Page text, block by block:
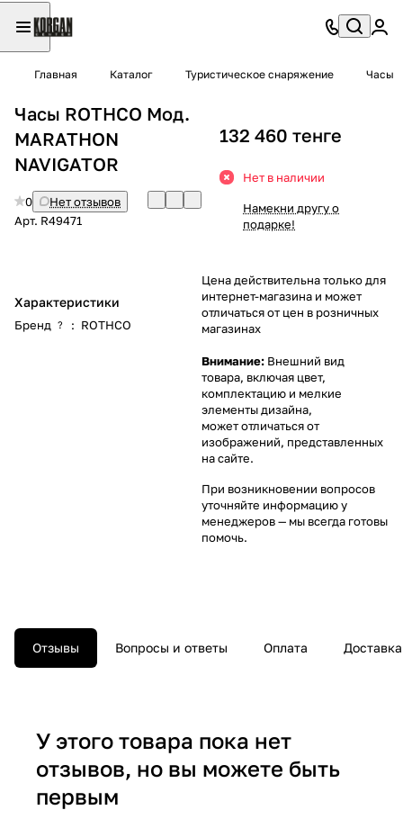
Главная Каталог Туристическое снаряжение Часы
Часы ROTHCO Мод.
MARATHON
NAVIGATOR
0
Нет отзывов
Арт. R49471
Характеристики
Бренд ? : ROTHCO
132 460 тенге
Нет в наличии
Намекни другу о
подарке!
Цена действительна только для
интернет-магазина и может
отличаться от цен в розничных
магазинах
Внимание: Внешний вид
товара, включая цвет,
комплектацию и мелкие
элементы дизайна,
может отличаться от
изображений, представленных
на сайте.
При возникновении вопросов
уточняйте информацию у
менеджеров— мы всегда готовы
помочь.
Отзывы Вопросы и ответы Оплата Доставка
У этого товара пока нет
отзывов, но вы можете быть
первым